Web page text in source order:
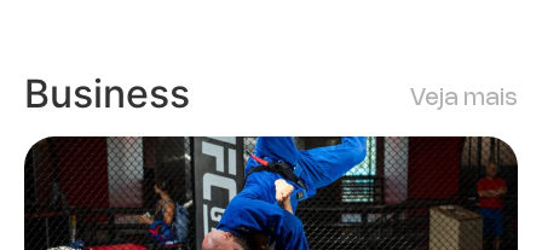
Business Veja mais